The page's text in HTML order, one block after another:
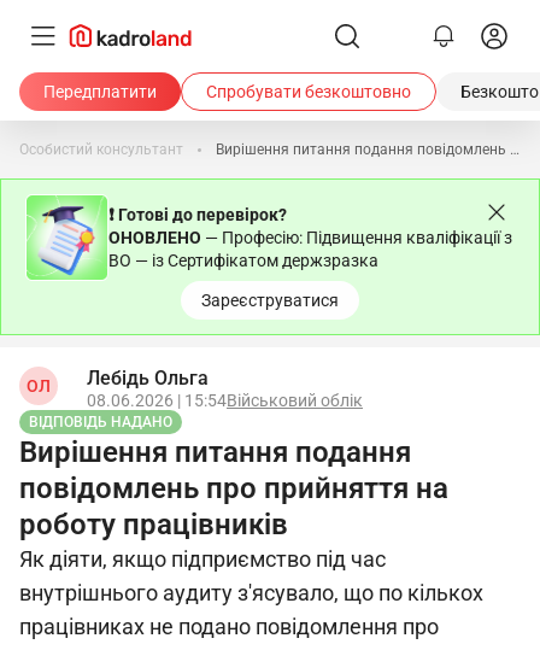
Передплатити Спробувати безкоштовно
Особистий консультант Вирішення питання подання повідомлень про прийняття на роботу працівників
❗ Готові до перевірок?
ОНОВЛЕНО — Професію: Підвищення кваліфікації з
ВО — із Сертифікатом держзразка
Зареєструватися
ОЛ Лебідь Ольга
08.06.2026 | 15:54Військовий облік
ВІДПОВІДЬ НАДАНО
Вирішення питання подання
повідомлень про прийняття на
роботу працівників
Як діяти, якщо підприємство під час
внутрішнього аудиту з'ясувало, що по кількох
працівниках не подано повідомлення про